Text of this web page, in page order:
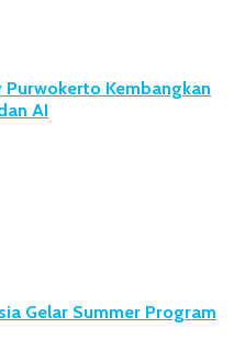
Kembangkan
AI
Gelar Summer Program